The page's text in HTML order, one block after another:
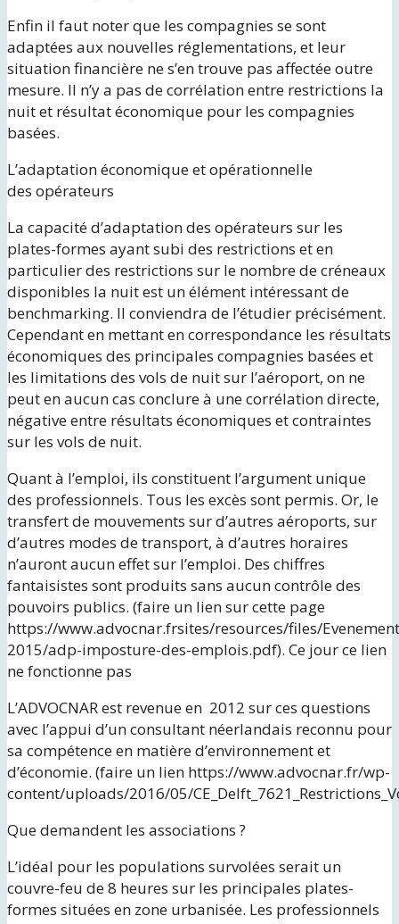
Enfin il faut noter que les compagnies se sont
adaptées aux nouvelles réglementations, et leur
situation financière ne s’en trouve pas affectée outre
mesure. Il n’y a pas de corrélation entre restrictions la
nuit et résultat économique pour les compagnies
basées.
L’adaptation économique et opérationnelle
des opérateurs
La capacité d’adaptation des opérateurs sur les
plates-formes ayant subi des restrictions et en
particulier des restrictions sur le nombre de créneaux
disponibles la nuit est un élément intéressant de
benchmarking. Il conviendra de l’étudier précisément.
Cependant en mettant en correspondance les résultats
économiques des principales compagnies basées et
les limitations des vols de nuit sur l’aéroport, on ne
peut en aucun cas conclure à une corrélation directe,
négative entre résultats économiques et contraintes
sur les vols de nuit.
Quant à l’emploi, ils constituent l’argument unique
des professionnels. Tous les excès sont permis. Or, le
transfert de mouvements sur d’autres aéroports, sur
d’autres modes de transport, à d’autres horaires
n’auront aucun effet sur l’emploi. Des chiffres
fantaisistes sont produits sans aucun contrôle des
pouvoirs publics. (faire un lien sur cette page
https://www.advocnar.frsites/resources/files/
2015/adp-imposture-des-emplois.pdf). Ce jour ce lien
ne fonctionne pas
L’ADVOCNAR est revenue en 2012 sur ces questions
avec l’appui d’un consultant néerlandais reconnu pour
sa compétence en matière d’environnement et
d’économie. (faire un lien https://www.advocnar.fr/wp-
content/uploads/2016/05/
Que demandent les associations ?
L’idéal pour les populations survolées serait un
couvre-feu de 8 heures sur les principales plates-
formes situées en zone urbanisée. Les professionnels